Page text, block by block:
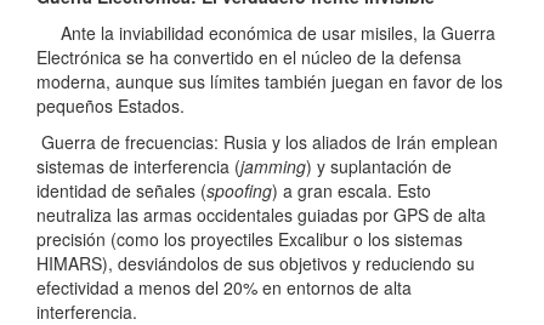
Ante la inviabilidad económica de usar misiles, la Guerra
Electrónica se ha convertido en el núcleo de la defensa
moderna, aunque sus límites también juegan en favor de los
pequeños Estados.
Guerra de frecuencias: Rusia y los aliados de Irán emplean
sistemas de interferencia (jamming) y suplantación de
identidad de señales (spoofing) a gran escala. Esto
neutraliza las armas occidentales guiadas por GPS de alta
precisión (como los proyectiles Excalibur o los sistemas
HIMARS), desviándolos de sus objetivos y reduciendo su
efectividad a menos del 20% en entornos de alta
interferencia.